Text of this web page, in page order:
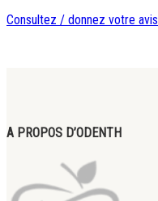
Consultez / donnez votre avis
A PROPOS D’ODENTH